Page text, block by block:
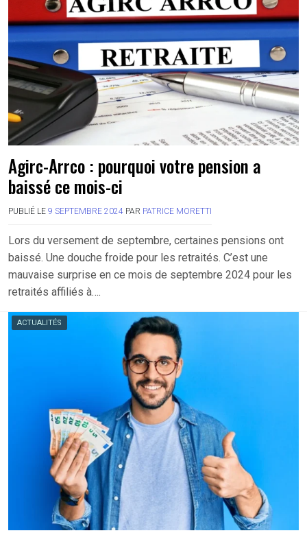
Agirc-Arrco : pourquoi votre pension a
baissé ce mois-ci
PUBLIÉ LE 9 SEPTEMBRE 2024 PAR PATRICE MORETTI
Lors du versement de septembre, certaines pensions ont
baissé. Une douche froide pour les retraités. C’est une
mauvaise surprise en ce mois de septembre 2024 pour les
retraités affiliés à….
ACTUALITÉS